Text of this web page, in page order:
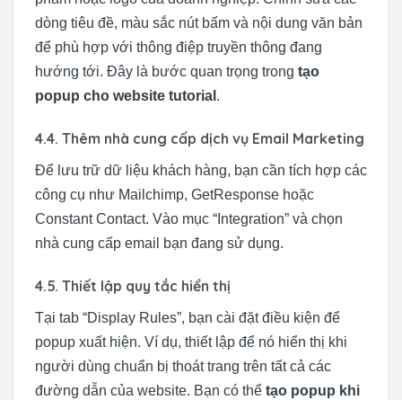
dòng tiêu đề, màu sắc nút bấm và nội dung văn bản
để phù hợp với thông điệp truyền thông đang
hướng tới. Đây là bước quan trọng trong tạo
popup cho website tutorial .
4.4. Thêm nhà cung cấp dịch vụ Email Marketing
Để lưu trữ dữ liệu khách hàng, bạn cần tích hợp các
công cụ như Mailchimp, GetResponse hoặc
Constant Contact. Vào mục “Integration” và chọn
nhà cung cấp email bạn đang sử dụng.
4.5. Thiết lập quy tắc hiển thị
Tại tab “Display Rules”, bạn cài đặt điều kiện để
popup xuất hiện. Ví dụ, thiết lập để nó hiển thị khi
người dùng chuẩn bị thoát trang trên tất cả các
đường dẫn của website. Bạn có thể tạo popup khi